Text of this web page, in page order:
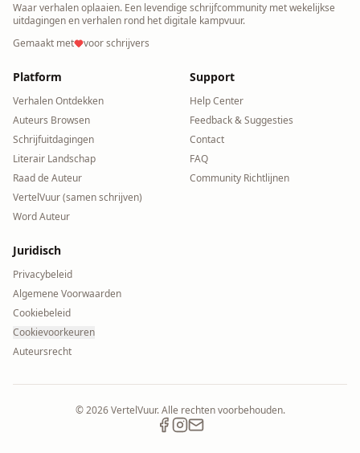
Waar verhalen oplaaien. Een levendige schrijfcommunity met wekelijkse
uitdagingen en verhalen rond het digitale kampvuur.
Gemaakt met
voor schrijvers
Platform
Verhalen Ontdekken
Auteurs Browsen
Schrijfuitdagingen
Literair Landschap
Raad de Auteur
VertelVuur (samen schrijven)
Word Auteur
Support
Help Center
Feedback & Suggesties
Contact
FAQ
Community Richtlijnen
Juridisch
Privacybeleid
Algemene Voorwaarden
Cookiebeleid
Cookievoorkeuren
Auteursrecht
©2026VertelVuur. Alle rechten voorbehouden.